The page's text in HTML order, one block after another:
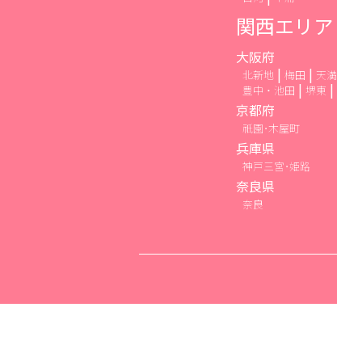
関西エリア
大阪府
北新地 梅田 天満
豊中・池田
堺東
京都府
祇園･木屋町
兵庫県
神戸三宮･姫路
奈良県
奈良